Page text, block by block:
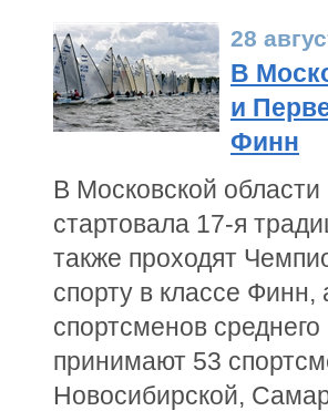
28
В
и
Финн
В Московской
стартовала 17-я
также проходят
спорту в классе
спортсменов
принимают 53
Новосибирской,